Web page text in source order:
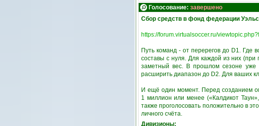
Голосование: завершено
Сбор средств в фонд федерации
https://forum.virtualsoccer.ru/
Путь команд - от перерегов до D1. Где
составы с нуля. Для каждой из них
заметный вес. В прошлом сезоне уже
расширить диапазон до D2. Для ваших
И ещё один момент. Перед созданием
1 миллион или менее («Калдикот
также проголосовать положительно в
личного счёта.
Дивизионы: